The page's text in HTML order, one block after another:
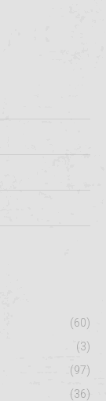
(60)
(3)
(97)
(36)